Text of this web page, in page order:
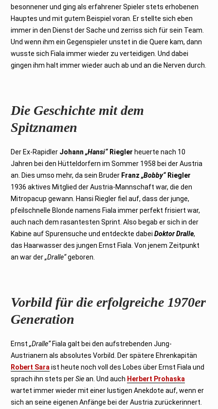
besonnener und ging als erfahrener Spieler stets erhobenen
Hauptes und mit gutem Beispiel voran. Er stellte sich eben
immer in den Dienst der Sache und zerriss sich für sein Team.
Und wenn ihm ein Gegenspieler unstet in die Quere kam, dann
wusste sich Fiala immer wieder zu verteidigen. Und dabei
gingen ihm halt immer wieder auch ab und an die Nerven durch.
Die Geschichte mit dem
Spitznamen
Der Ex-Rapidler Johann„Hansi“ Riegler heuerte nach 10
Jahren bei den Hütteldorfern im Sommer 1958 bei der Austria
an. Dies umso mehr, da sein Bruder Franz„Bobby“ Riegler
1936 aktives Mitglied der Austria-Mannschaft war, die den
Mitropacup gewann. Hansi Riegler fiel auf, dass der junge,
pfeilschnelle Blonde namens Fiala immer perfekt frisiert war,
auch nach dem rasantesten Sprint. Also begab er sich in der
Kabine auf Spurensuche und entdeckte dabeiDoktor Dralle,
das Haarwasser des jungen Ernst Fiala. Von jenem Zeitpunkt
an war der„Dralle“geboren.
Vorbild für die erfolgreiche 1970er
Generation
Ernst„Dralle“Fiala galt bei den aufstrebenden Jung-
Austrianern als absolutes Vorbild. Der spätere Ehrenkapitän
Robert Sara ist heute noch voll des Lobes über Ernst Fiala und
sprach ihn stets perSiean. Und auch Herbert Prohaska
wartet immer wieder mit einer lustigen Anekdote auf, wenn er
sich an seine eigenen Anfänge bei der Austria zurückerinnert.